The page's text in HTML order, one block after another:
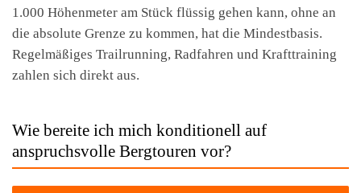
1.000 Höhenmeter am Stück flüssig gehen kann, ohne an
die absolute Grenze zu kommen, hat die Mindestbasis.
Regelmäßiges Trailrunning, Radfahren und Krafttraining
zahlen sich direkt aus.
Wie bereite ich mich konditionell auf
anspruchsvolle Bergtouren vor?